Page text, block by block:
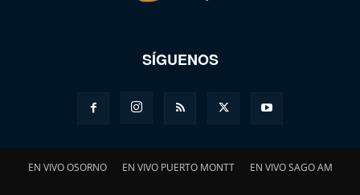
SÍGUENOS
EN VIVO OSORNO EN VIVO PUERTO MONTT EN VIVO SAGO AM